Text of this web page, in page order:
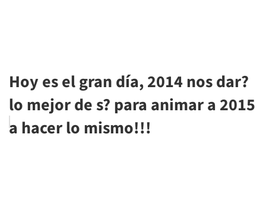
Hoy es el gran día, 2014 nos dar?
lo mejor de s? para animar a 2015
a hacer lo mismo!!!